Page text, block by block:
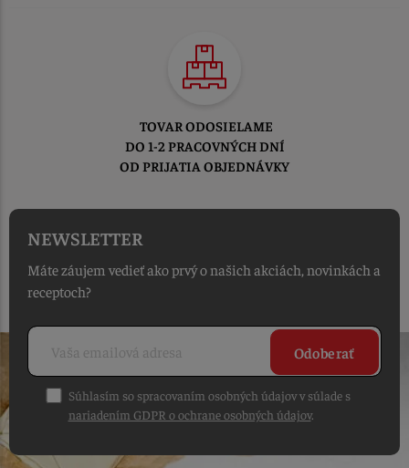
TOVAR ODOSIELAME
DO 1-2 PRACOVNÝCH DNÍ
OD PRIJATIA OBJEDNÁVKY
NEWSLETTER
Máte záujem vedieť ako prvý o našich akciách, novinkách a
receptoch?
Odoberať
Súhlasím so spracovaním osobných údajov v súlade s
nariadením GDPR o ochrane osobných údajov.